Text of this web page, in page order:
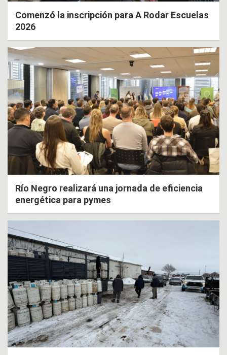
Comenzó la inscripción para A Rodar Escuelas
2026
Río Negro realizará una jornada de eficiencia
energética para pymes